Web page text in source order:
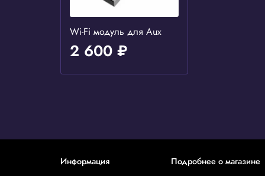
Wi-Fi модуль для Aux
2 600 ₽
Информация Подробнее о магазине